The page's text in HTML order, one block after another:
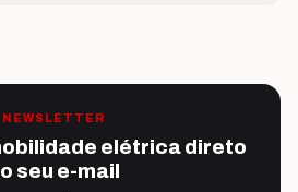
NEWSLETTER
elétrica direto
seu e-mail